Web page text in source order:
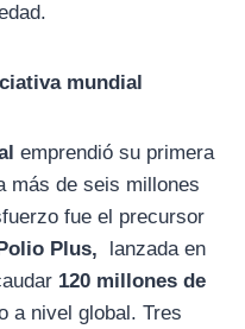
mundial
emprendió su primera
más de seis millones
fue el precursor
Plus,
lanzada en
120 millones de
a nivel global. Tres